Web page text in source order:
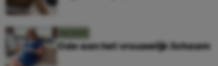
Ode aan het vrouwelijk lichaam